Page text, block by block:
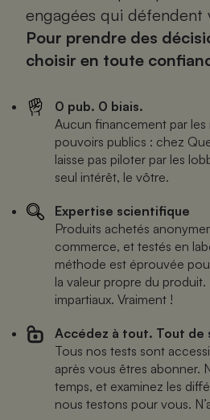
engagées qui défendent
Pour prendre des
choisir en toute
0 pub. 0 biais.
Aucun financement par les
pouvoirs publics : chez
laisse pas piloter par les
seul intérêt, le vôtre.
Expertise scientifique
Produits achetés
commerce, et testés en
méthode est éprouvée
la valeur propre du
impartiaux. Vraiment !
Accédez à tout. Tout de
Tous nos tests sont
après vous êtres abonner.
temps, et examinez les
nous testons pour vous.